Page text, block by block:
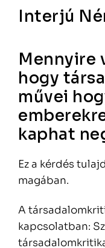
Interjú
Mennyire
hogy
művei
kaphat
Ez a kérdés
magában.
A
kapcsolatban: